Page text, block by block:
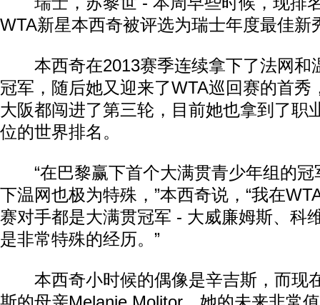
WTA新星本西奇被评选为瑞士年度最佳新
本西奇在2013赛季连续拿下了法网和
冠军，随后她又迎来了WTA巡回赛的首秀
大阪都闯进了第三轮，目前她也拿到了职
位的世界排名。
“在巴黎赢下首个大满贯青少年组的冠
下温网也极为特殊，”本西奇说，“我在
赛对手都是大满贯冠军 - 大威廉姆斯、科
是非常特殊的经历。”
本西奇小时候的偶像是辛吉斯，而现